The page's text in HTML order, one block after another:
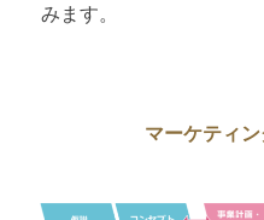
みます。
マーケティ